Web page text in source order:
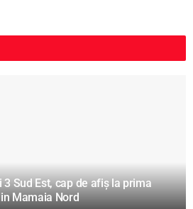
3 Sud Est, cap de afiș la prima
Mamaia Nord